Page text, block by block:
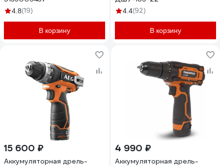
4.8(19)
В корзину
4.4(92)
В корзину
15 600 ₽
Аккумуляторная дрель-
4 990 ₽
Аккумуляторная дрель-